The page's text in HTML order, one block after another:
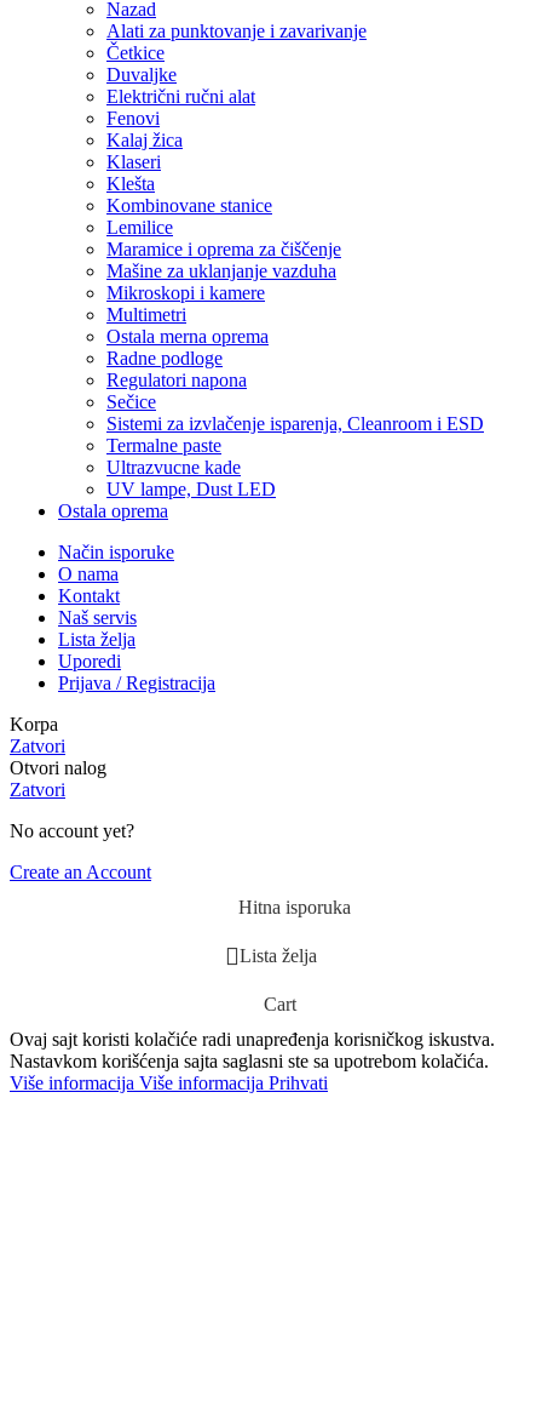
Nazad
Alati za punktovanje i zavarivanje
Četkice
Duvaljke
Električni ručni alat
Fenovi
Kalaj žica
Klaseri
Klešta
Kombinovane stanice
Lemilice
Maramice i oprema za čiščenje
Mašine za uklanjanje vazduha
Mikroskopi i kamere
Multimetri
Ostala merna oprema
Radne podloge
Regulatori napona
Sečice
Sistemi za izvlačenje isparenja, Cleanroom i ESD
Termalne paste
Ultrazvucne kade
UV lampe, Dust LED
Ostala oprema
Način isporuke
O nama
Kontakt
Naš servis
Lista želja
Uporedi
Prijava / Registracija
Korpa
Zatvori
Otvori nalog
Zatvori
No account yet?
Create an Account
Hitna isporuka
Lista želja
Cart
Ovaj sajt koristi kolačiće radi unapređenja korisničkog iskustva.
Nastavkom korišćenja sajta saglasni ste sa upotrebom kolačića.
Više informacija Više informacija Prihvati